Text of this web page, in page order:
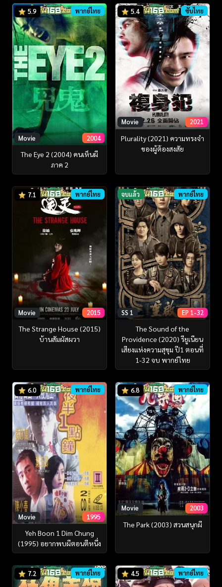
5.9 พากย์ไทย
Movie 2004
The Eye 2 (2004) คนเห็นผี
ภาค 2
5.4 ซับไทย
Movie 2021
Plurality (2021) ความทรงจำ
ของผู้ต้องสงสัย
7.1 พากย์ไทย
Movie 2015
The Strange House (2015)
บ้านสัมผัสผวา
จบแล้ว พากย์ไทย
SS 1 EP 1-32
The Sound of the
Providence (2020) รียูเนียน
เสียงแห่งความสุขุม ปี1 ตอนที่
1-32 จบ พากย์ไทย
6.0 พากย์ไทย
Movie 1995
Yeh Boon 1 Dim Chung
(1995) อยากพบผีตอนตีหนึ่ง
6.8 พากย์ไทย
Movie 2003
The Park (2003) สวนสนุกผี
7.2 พากย์ไทย 4.5 พากย์ไทย